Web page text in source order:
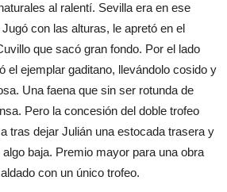
al ralentí. Sevilla era en ese
con las alturas, le apretó en el
que sacó gran fondo. Por el lado
el ejemplar gaditano, llevándolo cosido y
Una faena que sin ser rotunda de
Pero la concesión del doble trofeo
tras dejar Julián una estocada trasera y
baja. Premio mayor para una obra
con un único trofeo.